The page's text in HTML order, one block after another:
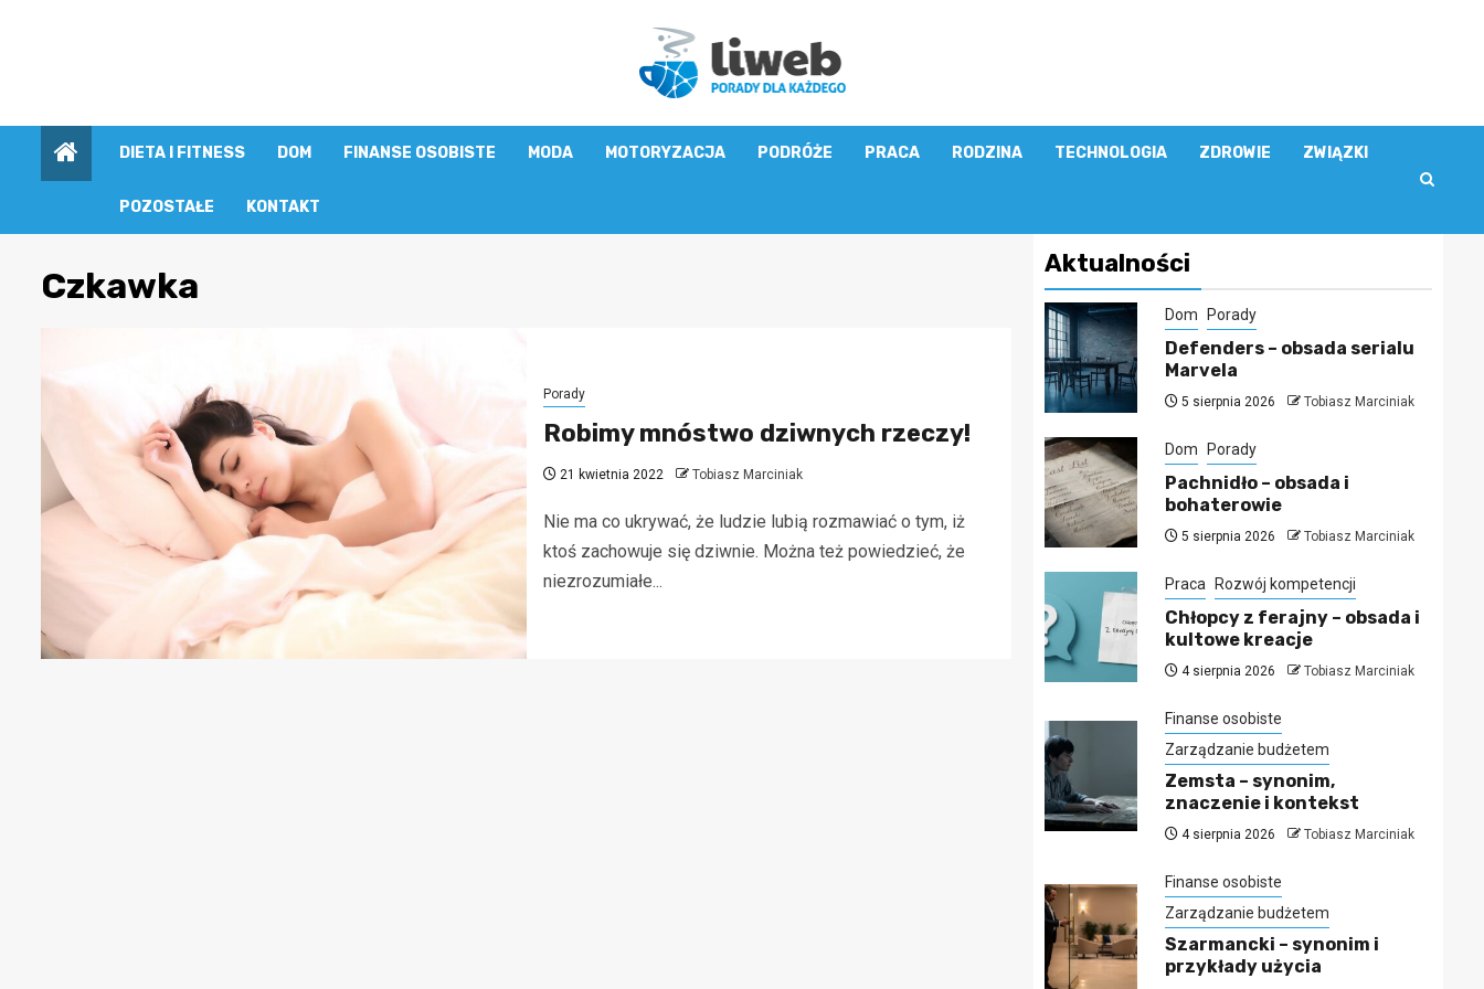
DIETA I FITNESS DOM FINANSE OSOBISTE MODA MOTORYZACJA PODRÓŻE PRACA RODZINA TECHNOLOGIA ZDROWIE ZWIĄZKI
POZOSTAŁE KONTAKT
Czkawka
Porady
Robimy mnóstwo dziwnych rzeczy!
21 kwietnia 2022 Tobiasz Marciniak
Nie ma co ukrywać, że ludzie lubią rozmawiać o tym, iż
ktoś zachowuje się dziwnie. Można też powiedzieć, że
niezrozumiałe...
Aktualności
Dom Porady
Defenders – obsada serialu
Marvela
5 sierpnia 2026 Tobiasz Marciniak
Dom Porady
Pachnidło – obsada i
bohaterowie
5 sierpnia 2026 Tobiasz Marciniak
Praca Rozwój kompetencji
Chłopcy z ferajny – obsada i
kultowe kreacje
4 sierpnia 2026 Tobiasz Marciniak
Finanse osobiste
Zarządzanie budżetem
Zemsta – synonim,
znaczenie i kontekst
4 sierpnia 2026 Tobiasz Marciniak
Finanse osobiste
Zarządzanie budżetem
Szarmancki – synonim i
przykłady użycia